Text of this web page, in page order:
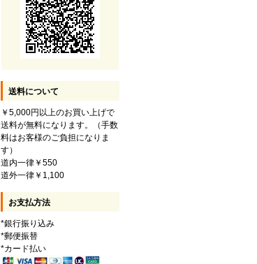
送料について
￥5,000円以上のお買い上げで
送料が無料になります。（手数
料はお客様のご負担になりま
す）
道内一律￥550
道外一律￥1,100
お支払方法
*銀行振り込み
*郵便振替
*カード払い